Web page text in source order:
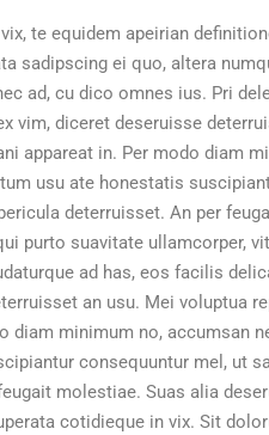
te equidem apeirian
sadipscing ei quo, altera
ad, cu dico omnes ius. Pri
vim, diceret deseruisse
appareat in. Per modo diam
usu ate honestatis
deterruisset. An per
purto suavitate ullamcorper,
ad has, eos facilis
an usu. Mei voluptua
diam minimum no, accumsan
consequuntur mel, ut
molestiae. Suas alia
cotidieque in vix. Sit